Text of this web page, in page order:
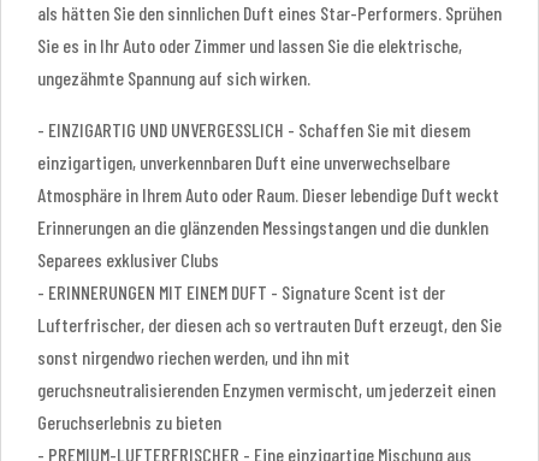
als hätten Sie den sinnlichen Duft eines Star-Performers. Sprühen
Sie es in Ihr Auto oder Zimmer und lassen Sie die elektrische,
ungezähmte Spannung auf sich wirken.
- EINZIGARTIG UND UNVERGESSLICH - Schaffen Sie mit diesem
einzigartigen, unverkennbaren Duft eine unverwechselbare
Atmosphäre in Ihrem Auto oder Raum. Dieser lebendige Duft weckt
Erinnerungen an die glänzenden Messingstangen und die dunklen
Separees exklusiver Clubs
- ERINNERUNGEN MIT EINEM DUFT - Signature Scent ist der
Lufterfrischer, der diesen ach so vertrauten Duft erzeugt, den Sie
sonst nirgendwo riechen werden, und ihn mit
geruchsneutralisierenden Enzymen vermischt, um jederzeit einen
Geruchserlebnis zu bieten
- PREMIUM-LUFTERFRISCHER - Eine einzigartige Mischung aus